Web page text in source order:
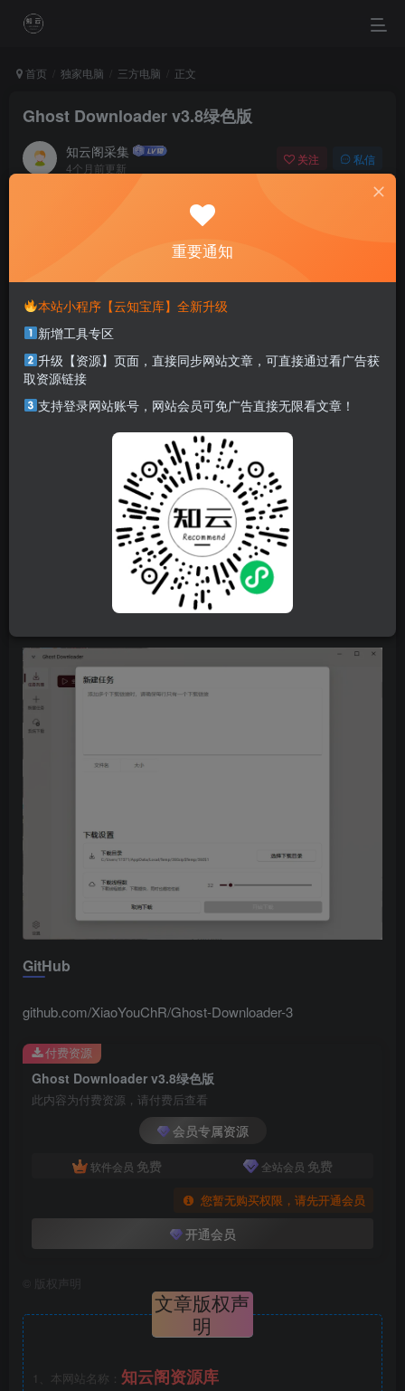
首页 独家电脑 三方电脑 正文
Ghost Downloader v3.8绿色版
知云阁采集
4个月前更新
关注 私信
Dream most deep place, only then the smile is not tired.
梦的最深处，只有微笑不累
本站部分资源打包为压缩包以方便分享，涉及较多
击解压密码
软件介绍
Ghost Downloader一款多线程下载工具，它完全由Python语
言开发而成。这款软件不仅支持高效的多线程下载技术，还
具备断点续传功能，这意味着即使下载过程中遇到网络中断
或其他问题导致下载暂停，用户也可以在恢复后从上次中断
的地方继续下载。软件还有下载记录、校验文件等功能。特
点是能像IDM一样智能分块但又不需要合并文件。
GitHub
github.com/XiaoYouChR/Ghost-Downloader-3
Ghost Downloader v3.8绿色版
此内容为付费资源，请付费后查看
会员专属资源
软件会员 免费 全站会员 免费
您暂无购买权限，请先开通会员
开通会员
付费资源
版权声明
文章版权声
明
1、本网站名称： 知云阁资源库
重要通知
本站小程序【云知宝库】全新升级
新增工具专区
升级【资源】页面，直接同步网站文章，可直接通过看广告获
取资源链接
支持登录网站账号，网站会员可免广告直接无限看文章！